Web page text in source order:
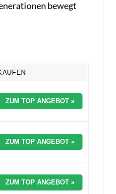
bewegt
ZUM TOP ANGEBOT »
ZUM TOP ANGEBOT »
ZUM TOP ANGEBOT »